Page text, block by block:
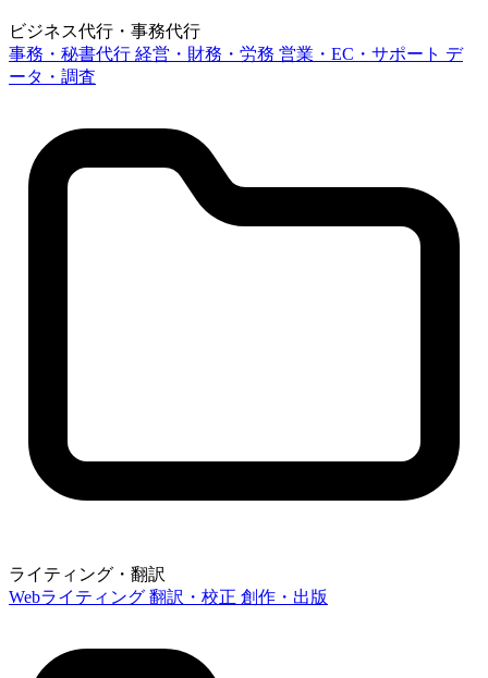
ビジネス代行・事務代行
事務・秘書代行 経営・財務・労務 営業・EC・サポート デ
ータ・調査
ライティング・翻訳
Webライティング 翻訳・校正 創作・出版